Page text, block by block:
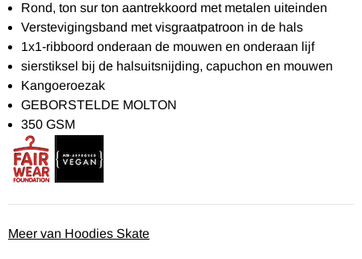
Rond, ton sur ton aantrekkoord met metalen uiteinden
Verstevigingsband met visgraatpatroon in de hals
1x1-ribboord onderaan de mouwen en onderaan lijf
sierstiksel bij de halsuitsnijding, capuchon en mouwen
Kangoeroezak
GEBORSTELDE MOLTON
350 GSM
Meer van Hoodies Skate